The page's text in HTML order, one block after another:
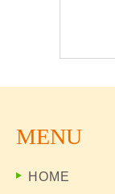
MENU
HOME